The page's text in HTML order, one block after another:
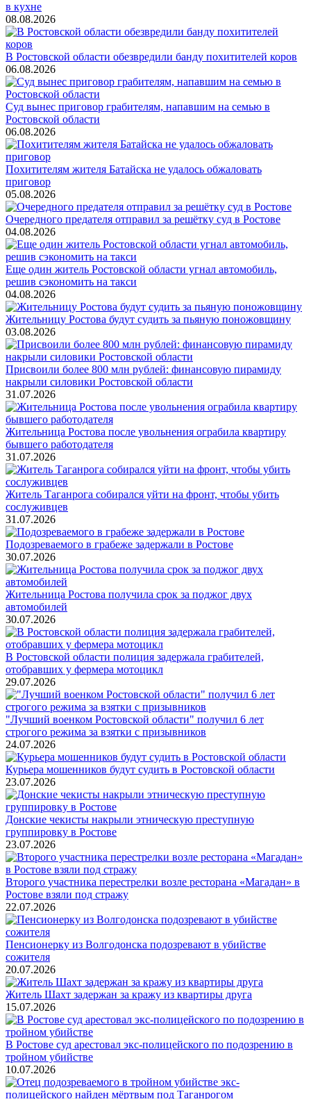
в кухне
08.08.2026
В Ростовской области обезвредили банду похитителей коров
06.08.2026
Суд вынес приговор грабителям, напавшим на семью в
Ростовской области
06.08.2026
Похитителям жителя Батайска не удалось обжаловать
приговор
05.08.2026
Очередного предателя отправил за решётку суд в Ростове
04.08.2026
Еще один житель Ростовской области угнал автомобиль,
решив сэкономить на такси
04.08.2026
Жительницу Ростова будут судить за пьяную поножовщину
03.08.2026
Присвоили более 800 млн рублей: финансовую пирамиду
накрыли силовики Ростовской области
31.07.2026
Жительница Ростова после увольнения ограбила квартиру
бывшего работодателя
31.07.2026
Житель Таганрога собирался уйти на фронт, чтобы убить
сослуживцев
31.07.2026
Подозреваемого в грабеже задержали в Ростове
30.07.2026
Жительница Ростова получила срок за поджог двух
автомобилей
30.07.2026
В Ростовской области полиция задержала грабителей,
отобравших у фермера мотоцикл
29.07.2026
"Лучший военком Ростовской области" получил 6 лет
строгого режима за взятки с призывников
24.07.2026
Курьера мошенников будут судить в Ростовской области
23.07.2026
Донские чекисты накрыли этническую преступную
группировку в Ростове
23.07.2026
Второго участника перестрелки возле ресторана «Магадан» в
Ростове взяли под стражу
22.07.2026
Пенсионерку из Волгодонска подозревают в убийстве
сожителя
20.07.2026
Житель Шахт задержан за кражу из квартиры друга
15.07.2026
В Ростове суд арестовал экс-полицейского по подозрению в
тройном убийстве
10.07.2026